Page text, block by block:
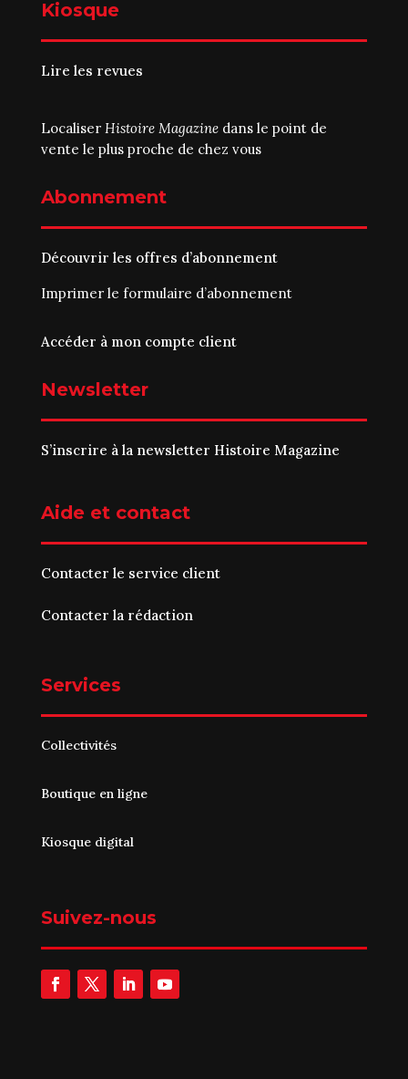
Kiosque
Lire les revues
Localiser Histoire Magazinedans le point de
vente le plus proche de chez vous
Abonnement
Découvrir les offres d’abonnement
Imprimer le formulaire d’abonnement
Accéder à mon compte client
Newsletter
S’inscrire à la newsletter Histoire Magazine
Aide et contact
Contacter le service client
Contacter la rédaction
Services
Collectivités
Boutique en ligne
Kiosque digital
Suivez-nous